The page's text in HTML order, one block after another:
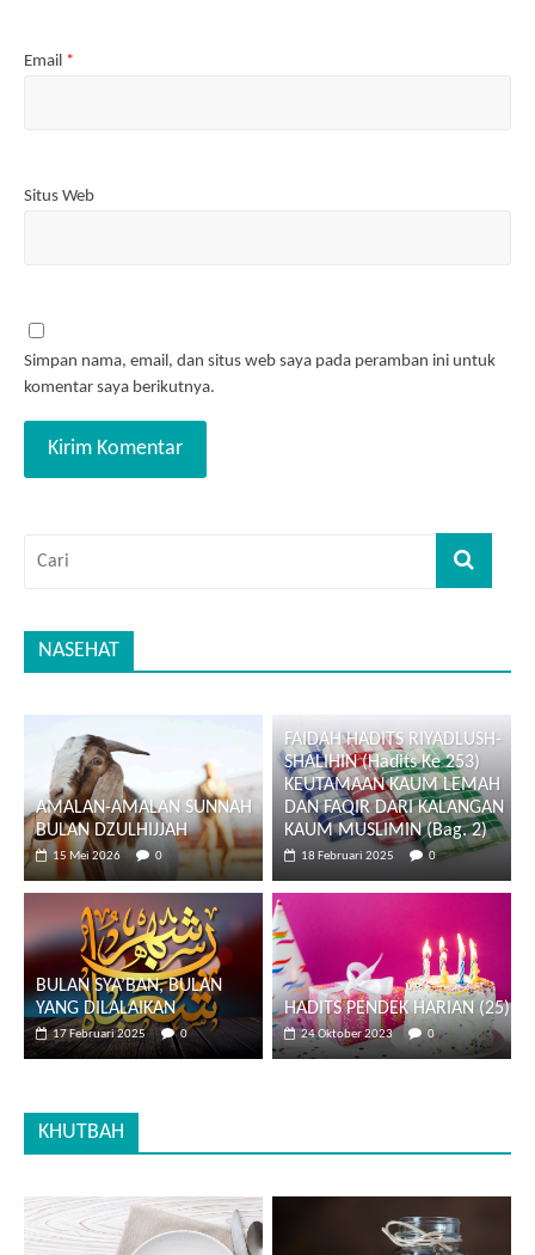
Email *
Situs Web
Simpan nama, email, dan situs web saya pada peramban ini untuk
komentar saya berikutnya.
NASEHAT
AMALAN-AMALAN SUNNAH
BULAN DZULHIJJAH
15 Mei 2026 0
FAIDAH HADITS RIYADLUSH-
SHALIHIN (Hadits Ke 253)
KEUTAMAAN KAUM LEMAH
DAN FAQIR DARI KALANGAN
KAUM MUSLIMIN (Bag. 2)
18 Februari 2025 0
BULAN SYA’BAN, BULAN
YANG DILALAIKAN
17 Februari 2025 0
HADITS PENDEK HARIAN (25)
24 Oktober 2023 0
KHUTBAH